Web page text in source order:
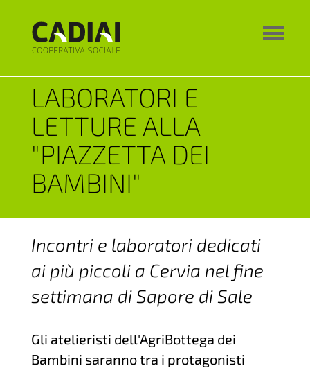
LABORATORI E
LETTURE ALLA
"PIAZZETTA DEI
BAMBINI"
Incontri e laboratori dedicati
ai più piccoli a Cervia nel fine
settimana di Sapore di Sale
Gli atelieristi dell'AgriBottega dei
Bambini saranno tra i protagonisti